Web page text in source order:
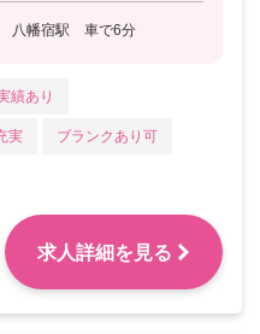
八幡宿駅 車で6分
績あり
実 ブランクあり可
求人詳細を見る